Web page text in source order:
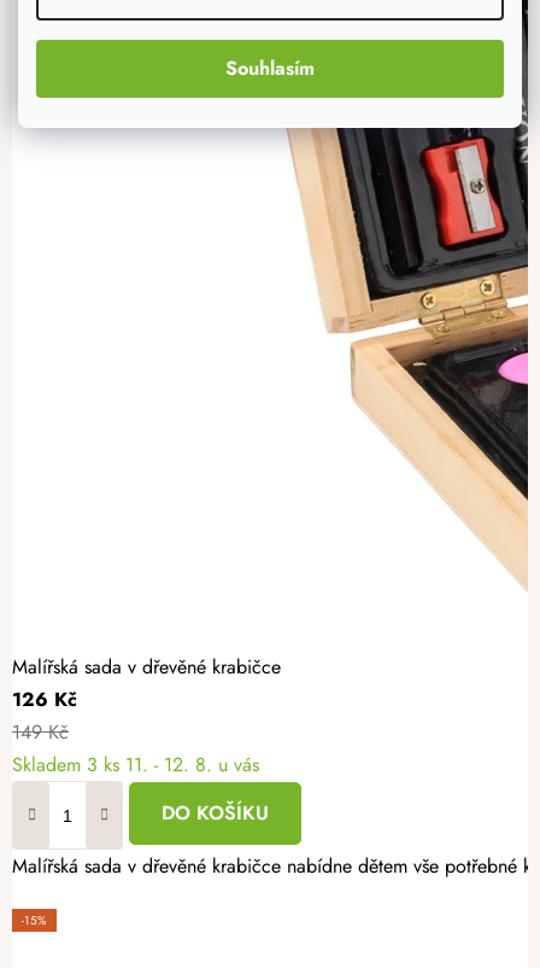
Souhlasím
Malířská sada v dřevěné krabičce
126 Kč
149 Kč
Skladem 3 ks 11. - 12. 8. u vás
DO KOŠÍKU
Malířská sada v dřevěné krabičce nabídne dětem vše potřebné
-15%